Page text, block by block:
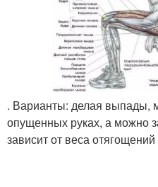
. Варианты: делая выпады,
опущенных руках, а можно
зависит от веса